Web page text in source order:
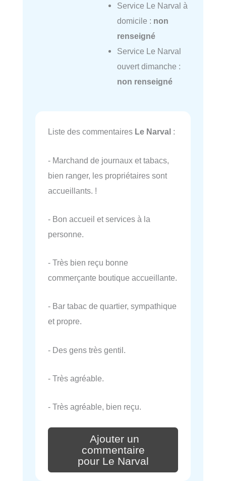
Service Le Narval à
domicile : non
renseigné
Service Le Narval
ouvert dimanche :
non renseigné
Liste des commentaires Le Narval :
- Marchand de journaux et tabacs,
bien ranger, les propriétaires sont
accueillants. !
- Bon accueil et services à la
personne.
- Très bien reçu bonne
commerçante boutique accueillante.
- Bar tabac de quartier, sympathique
et propre.
- Des gens très gentil.
- Très agréable.
- Très agréable, bien reçu.
Ajouter un
commentaire
pour Le Narval